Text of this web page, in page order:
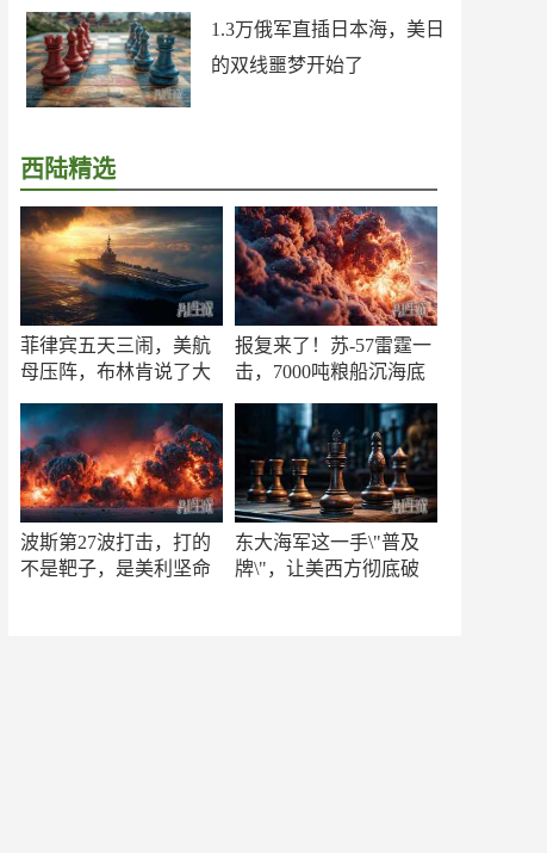
1.3万俄军直插日本海，美日
的双线噩梦开始了
西陆精选
菲律宾五天三闹，美航
母压阵，布林肯说了大
报复来了！苏-57雷霆一
击，7000吨粮船沉海底
波斯第27波打击，打的
不是靶子，是美利坚命
东大海军这一手\"普及
牌\"，让美西方彻底破